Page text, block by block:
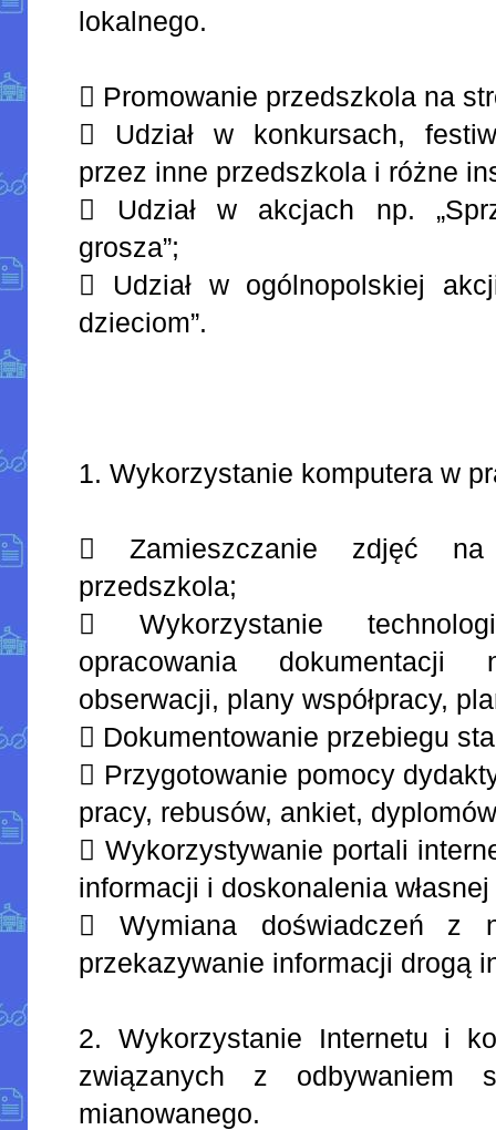
lokalnego.
 Promowanie przedszkola na
 Udział w konkursach,
przez inne przedszkola i różne
 Udział w akcjach np.
grosza”;
 Udział w ogólnopolskiej
dzieciom”.
1. Wykorzystanie komputera w
 Zamieszczanie zdjęć na
przedszkola;
 Wykorzystanie
opracowania dokumentacji
obserwacji, plany współpracy,
 Dokumentowanie przebiegu
 Przygotowanie pomocy
pracy, rebusów, ankiet,
 Wykorzystywanie portali
informacji i doskonalenia
 Wymiana doświadczeń z
przekazywanie informacji drogą
2. Wykorzystanie Internetu i
związanych z odbywaniem
mianowanego.